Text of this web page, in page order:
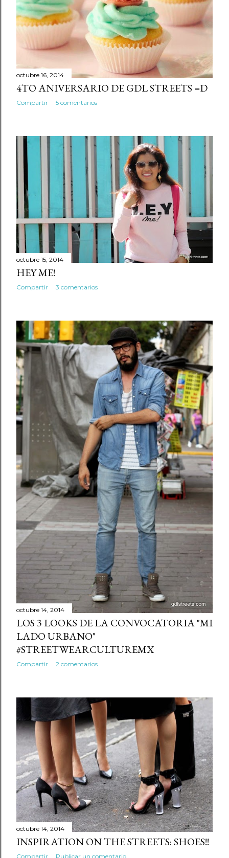
octubre 16, 2014
4TO ANIVERSARIO DE GDL STREETS =D
Compartir 5 comentarios
octubre 15, 2014
HEY ME!
Compartir 3 comentarios
octubre 14, 2014
LOS 3 LOOKS DE LA CONVOCATORIA "MI
LADO URBANO"
#STREETWEARCULTUREMX
Compartir 2 comentarios
octubre 14, 2014
INSPIRATION ON THE STREETS: SHOES!!
Compartir Publicar un comentario